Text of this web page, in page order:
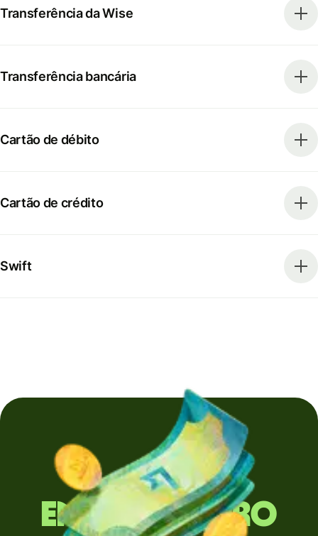
Transferência da Wise
Transferência bancária
Cartão de débito
Cartão de crédito
Swift
Envia dinheiro